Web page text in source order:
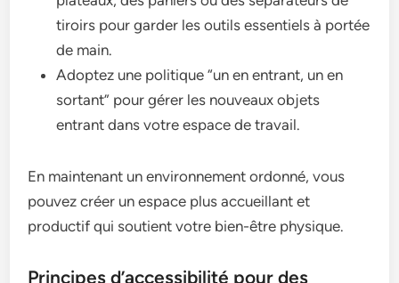
tiroirs pour garder les outils essentiels à portée
de main.
Adoptez une politique “un en entrant, un en
sortant” pour gérer les nouveaux objets
entrant dans votre espace de travail.
En maintenant un environnement ordonné, vous
pouvez créer un espace plus accueillant et
productif qui soutient votre bien-être physique.
Principes d’accessibilité pour des